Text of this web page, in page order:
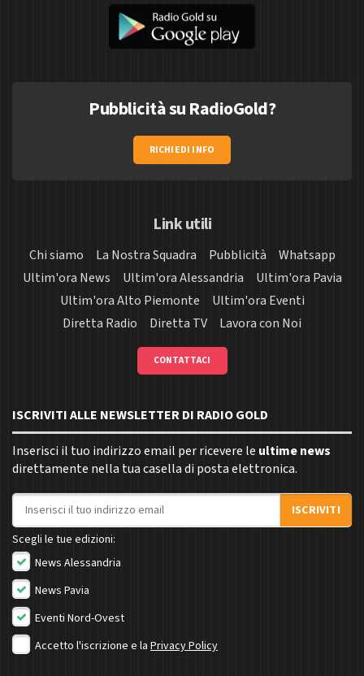
Pubblicità su RadioGold?
RICHIEDI INFO
Link utili
Chi siamo La Nostra Squadra Pubblicità
Whatsapp
Ultim'ora News
Ultim'ora Alessandria
Ultim'ora Pavia
Ultim'ora Alto Piemonte
Ultim'ora Eventi
Diretta Radio
Diretta TV Lavora con Noi
CONTATTACI
ISCRIVITI ALLE NEWSLETTER DI RADIO GOLD
Inserisci il tuo indirizzo email per ricevere le ultime news
direttamente nella tua casella di posta elettronica.
Indirizzo email
ISCRIVITI
Scegli le tue edizioni:
News Alessandria
News Pavia
Eventi Nord-Ovest
Accetto l'iscrizione e la Privacy Policy